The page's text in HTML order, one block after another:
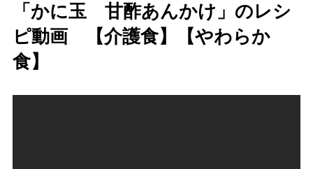
「かに玉 甘酢あんかけ」のレシ
ピ動画 【介護食】【やわらか
食】